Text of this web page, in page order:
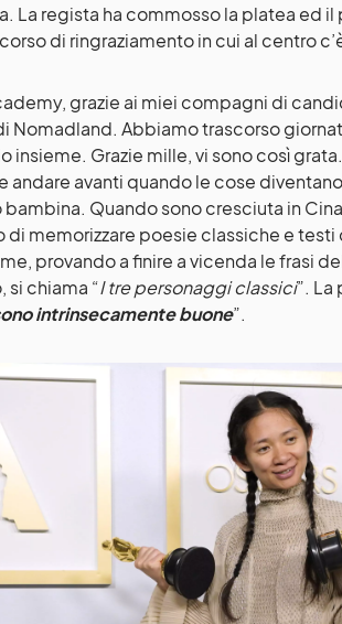
La regista ha commosso la platea ed il
di ringraziamento in cui al centro
grazie ai miei compagni di
Nomadland. Abbiamo trascorso
insieme. Grazie mille, vi sono così
andare avanti quando le cose
bambina. Quando sono cresciuta in
memorizzare poesie classiche e
provando a finire a vicenda le frasi
si chiama “I tre personaggi classici”. La
intrinsecamente buone”.